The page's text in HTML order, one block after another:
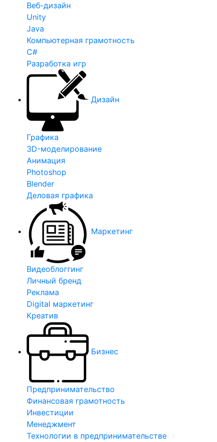
Веб-дизайн
Unity
Java
Компьютерная грамотность
C#
Разработка игр
Дизайн
Графика
3D-моделирование
Анимация
Photoshop
Blender
Деловая графика
Маркетинг
Видеоблоггинг
Личный бренд
Реклама
Digital маркетинг
Креатив
Бизнес
Предпринимательство
Финансовая грамотность
Инвестиции
Менеджмент
Технологии в предпринимательстве